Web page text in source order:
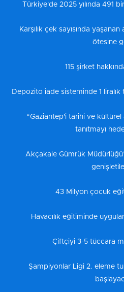
Türkiye'de 2025 yılında 491
Karşılık çek sayısında
ötesine
115 şirket
Depozito iade sisteminde 1 liralık
“Gaziantep'i tarihi ve
tanıtmayı
Akçakale Gümrük
43 Milyon çocuk
Havacılık eğitiminde
Çiftçiyi 3-5 tüccara
Şampiyonlar Ligi 2. eleme